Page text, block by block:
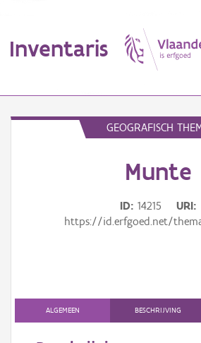
Inventaris
Persoon of collectief
GEOGRAFISCH
Munte
ID 14215
URI
https://id.erfgoed.net/
ALGEMEEN BESCHRIJVING